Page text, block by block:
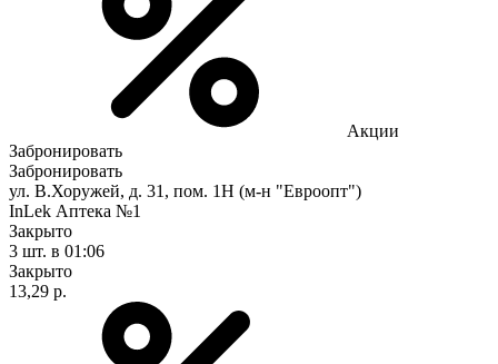
Акции
Забронировать
Забронировать
ул. В.Хоружей, д. 31, пом. 1Н (м-н "Евроопт")
InLek Аптека №1
Закрыто
3 шт. в 01:06
Закрыто
13,29 р.